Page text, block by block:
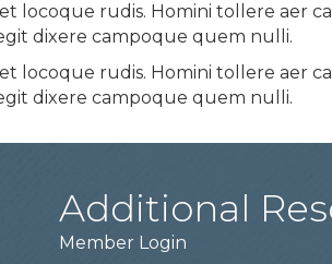
locoque rudis. Homini tollere aer
dixere campoque quem nulli.
locoque rudis. Homini tollere aer
dixere campoque quem nulli.
Additional
Member Login